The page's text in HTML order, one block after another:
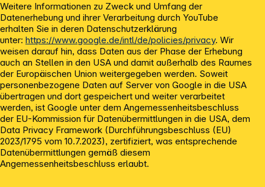
Weitere Informationen zu Zweck und Umfang der
Datenerhebung und ihrer Verarbeitung durch YouTube
erhalten Sie in deren Datenschutzerklärung
unter: https://www.google.de/intl/de/policies/privacy. Wir
weisen darauf hin, dass Daten aus der Phase der Erhebung
auch an Stellen in den USA und damit außerhalb des Raumes
der Europäischen Union weitergegeben werden. Soweit
personenbezogene Daten auf Server von Google in die USA
übertragen und dort gespeichert und weiter verarbeitet
werden, ist Google unter dem Angemessenheitsbeschluss
der EU-Kommission für Datenübermittlungen in die USA, dem
Data Privacy Framework (Durchführungsbeschluss (EU)
2023/1795 vom 10.7.2023), zertifiziert, was entsprechende
Datenübermittlungen gemäß diesem
Angemessenheitsbeschluss erlaubt.